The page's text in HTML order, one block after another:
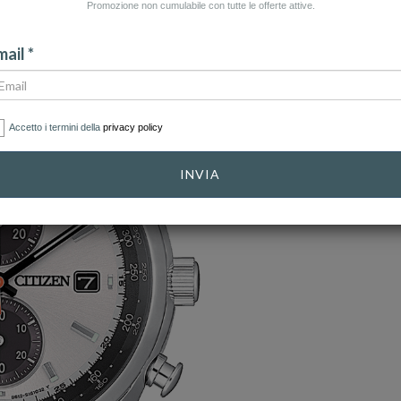
Promozione non cumulabile con tutte le offerte attive.
*
Accetto i termini della privacy policy
INVIA